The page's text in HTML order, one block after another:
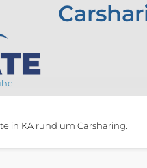
in KA rund um Carsharing.